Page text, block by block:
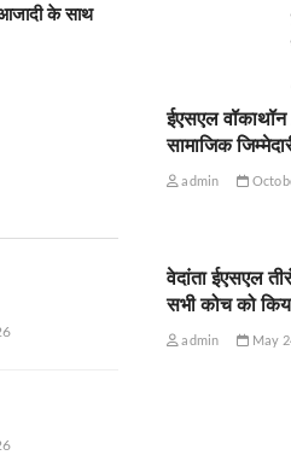
आजादी के साथ
ईएसएल
सामाजिक
admin
वेदांता ईएसएल
सभी कोच को
admin May